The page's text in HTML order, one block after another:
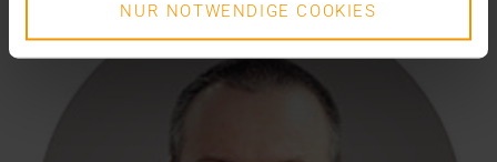
NUR NOTWENDIGE COOKIES